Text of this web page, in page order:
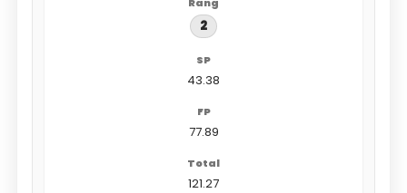
2
43.38
77.89
121.27